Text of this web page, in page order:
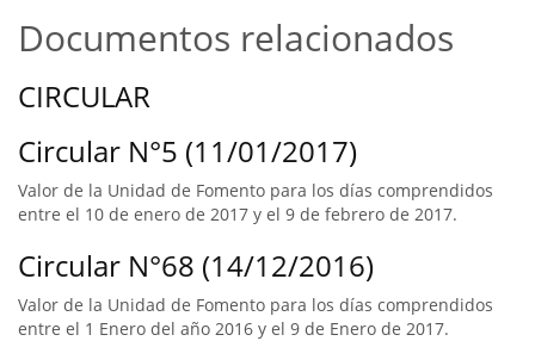
Documentos relacionados
CIRCULAR
Circular N°5 (11/01/2017)
Valor de la Unidad de Fomento para los días comprendidos
entre el 10 de enero de 2017 y el 9 de febrero de 2017.
Circular N°68 (14/12/2016)
Valor de la Unidad de Fomento para los días comprendidos
entre el 1 Enero del año 2016 y el 9 de Enero de 2017.